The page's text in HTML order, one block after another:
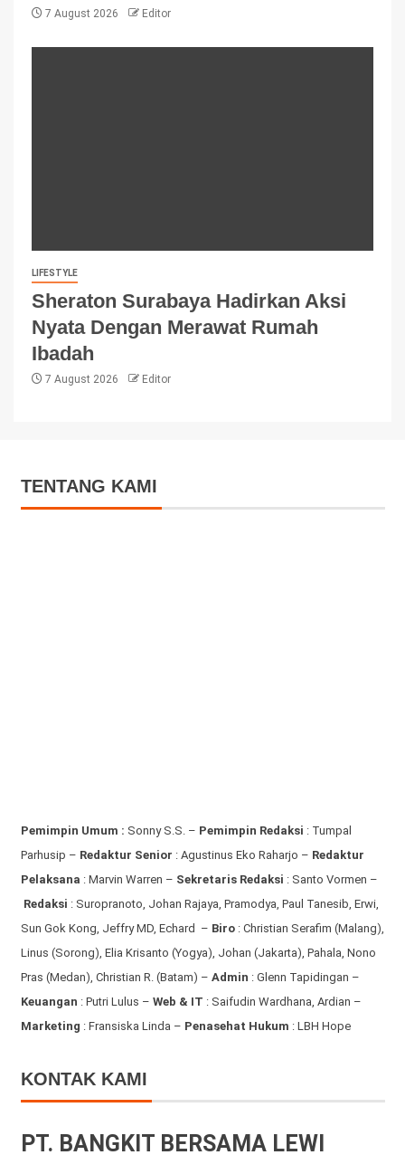
7 August 2026 Editor
LIFESTYLE
Sheraton Surabaya Hadirkan Aksi
Nyata Dengan Merawat Rumah
Ibadah
7 August 2026 Editor
TENTANG KAMI
Pemimpin Umum : Sonny S.S. – Pemimpin Redaksi : Tumpal
Parhusip – Redaktur Senior : Agustinus Eko Raharjo – Redaktur
Pelaksana : Marvin Warren – Sekretaris Redaksi : Santo Vormen –
Redaksi : Suropranoto, Johan Rajaya, Pramodya, Paul Tanesib, Erwi,
Sun Gok Kong, Jeffry MD, Echard – Biro: Christian Serafim (Malang),
Linus (Sorong), Elia Krisanto (Yogya), Johan (Jakarta), Pahala, Nono
Pras (Medan), Christian R. (Batam) – Admin : Glenn Tapidingan –
Keuangan : Putri Lulus – Web & IT : Saifudin Wardhana, Ardian –
Marketing : Fransiska Linda – Penasehat Hukum : LBH Hope
KONTAK KAMI
PT. BANGKIT BERSAMA LEWI